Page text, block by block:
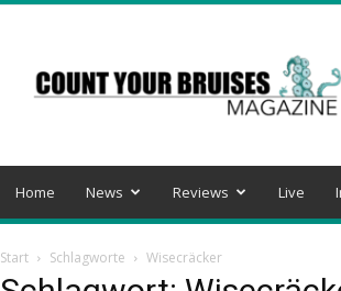
Your
Bruises
Magazine
Home News Reviews Live
Start Schlagworte Wisecräcker